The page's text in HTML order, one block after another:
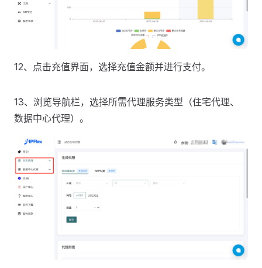
12、点击充值界面，选择充值金额并进行支付。
13、浏览导航栏，选择所需代理服务类型（住宅代理、
数据中心代理）。